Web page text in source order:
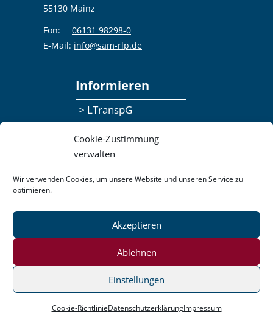
Cookie-Zustimmung
verwalten
Wir verwenden Cookies, um unsere Website und unseren Service zu
optimieren.
Akzeptieren
Ablehnen
Einstellungen
Cookie-RichtlinieDatenschutzerklärungImpressum
55130 Mainz
Fon:
06131 98298-0
E-Mail: info@sam-rlp.de
Informieren
> LTranspG
> Publikationen
Datenschutzerklärung
Impressum
Pressemitteilungen
Barrierefreiheit
Login